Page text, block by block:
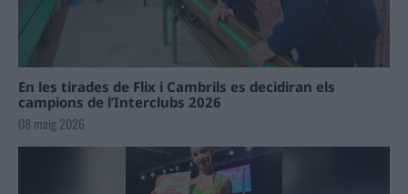
En les tirades de Flix i Cambrils es decidiran els
campions de l’Interclubs 2026
08 maig 2026